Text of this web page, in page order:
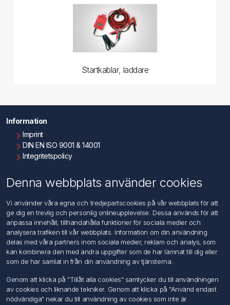
Startkablar, laddare
Information
Imprint
DIN EN ISO 9001 & 14001
Integritetspolicy
Kontakta oss
Kundtjänst
Sök
Mitt konto
Mina ordrar
Mina adresser
Denna webbplats använder cookies
Vi använder våra egna och tredjepartscookies på vår webbplats för att
ge dig en trevlig och personlig onlineupplevelse. Dessa används för att
anpassa innehåll, tillhandahålla funktioner för sociala medier och
analysera trafiken till vår webbplats. Information om din användning
delas med våra partners inom sociala medier, reklam och analys, som
kan kombinera den med andra uppgifter som de har lämnat till dig eller
som de har samlat in från din användning av tjänsterna.
Genom att klicka på "Tillåt alla cookies" samtycker du till användningen
av cookies och liknande tekniker. Genom att klicka på "Använd endast
nödvändiga" nekar du till användning av cookies som inte är